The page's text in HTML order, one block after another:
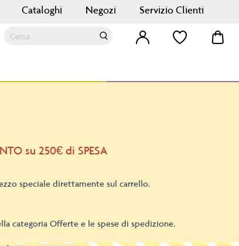
Cataloghi Negozi Servizio Clienti
su 250€ di SPESA
speciale direttamente sul carrello.
categoria Offerte e le spese di spedizione.